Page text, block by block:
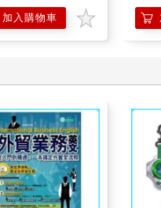
富、貧窮和宗教傳統，如何
經驗。
的指標性文章，例如
的〈母親〉；Clifton的〈失
為我做過什麼嗎？》；
：又名，女人之過》。有些
者由當代的巴基斯坦高中
性主義傳奇人物都蒐羅在
像力的文學眼光，例如
、Ursula Le Guin、
Sexton、Ntozake
加入購物車